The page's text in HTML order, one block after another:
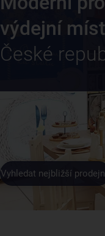
výdejní
České
Vyhledat nejbližší